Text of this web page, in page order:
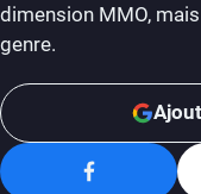
dimension MMO,
genre.